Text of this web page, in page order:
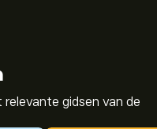
gidsen van de